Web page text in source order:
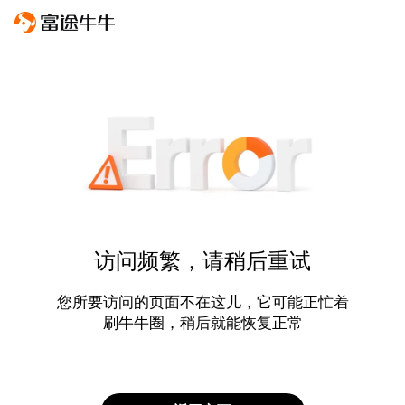
访问频繁，请稍后重试
您所要访问的页面不在这儿，它可能正忙着
刷牛牛圈，稍后就能恢复正常